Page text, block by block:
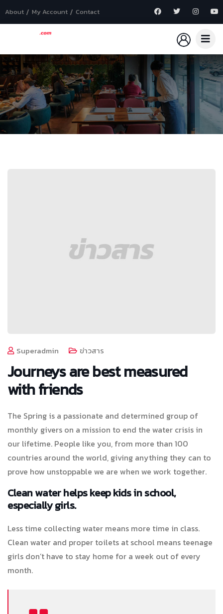
About My Account Contact
Superadmin ข่าวสาร
Journeys are best measured
with friends
The Spring is a passionate and determined group of
monthly givers on a mission to end the water crisis in
our lifetime. People like you, from more than 100
countries around the world, giving anything they can to
prove how unstoppable we are when we work together.
Clean water helps keep kids in school,
especially girls.
Less time collecting water means more time in class.
Clean water and proper toilets at school means teenage
girls don’t have to stay home for a week out of every
month.